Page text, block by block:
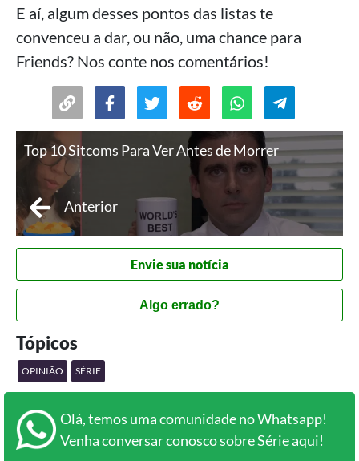
E aí, algum desses pontos das listas te
convenceu a dar, ou não, uma chance para
Friends? Nos conte nos comentários!
Top 10 Sitcoms Para Ver Antes de Morrer
Anterior
Envie sua notícia
Algo errado?
Tópicos
OPINIÃO SÉRIE
Olá, temos uma comunidade no Whatsapp!
Venha conversar conosco sobre Série aqui!